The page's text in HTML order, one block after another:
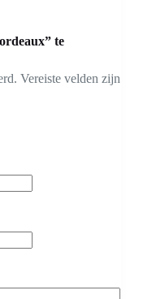
te
Vereiste velden zijn